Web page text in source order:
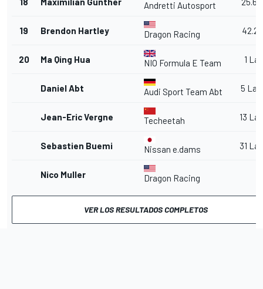
Andretti Autosport
19 Brendon Hartley Dragon Racing
20 Ma Qing Hua NIO Formula E Team 1 Lap
Daniel Abt Audi Sport Team Abt 5
Jean-Eric Vergne Techeetah 13
Sebastien Buemi Nissan e.dams 31
Nico Muller Dragon Racing
VER LOS RESULTADOS COMPLETOS